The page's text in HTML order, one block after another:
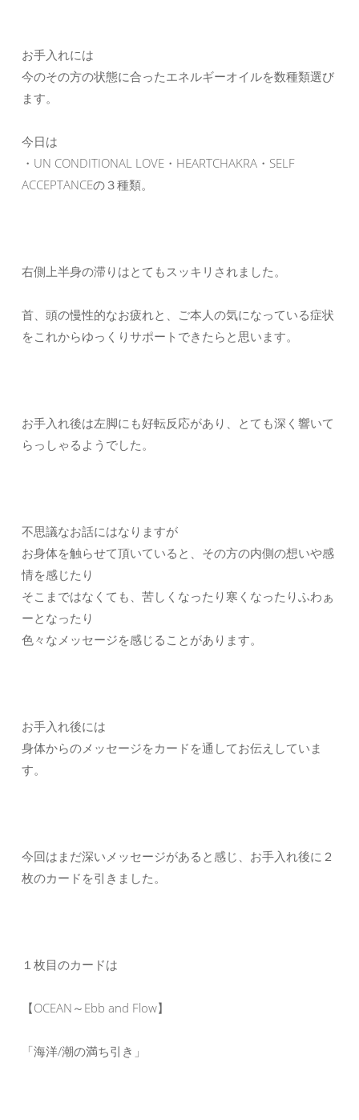
お手入れには
今のその方の状態に合ったエネルギーオイルを数種類選び
ます。
今日は
・UN CONDITIONAL LOVE・HEARTCHAKRA・SELF
ACCEPTANCEの３種類。
右側上半身の滞りはとてもスッキリされました。
首、頭の慢性的なお疲れと、ご本人の気になっている症状
をこれからゆっくりサポートできたらと思います。
お手入れ後は左脚にも好転反応があり、とても深く響いて
らっしゃるようでした。
不思議なお話にはなりますが
お身体を触らせて頂いていると、その方の内側の想いや感
情を感じたり
そこまではなくても、苦しくなったり寒くなったりふわぁ
ーとなったり
色々なメッセージを感じることがあります。
お手入れ後には
身体からのメッセージをカードを通してお伝えしていま
す。
今回はまだ深いメッセージがあると感じ、お手入れ後に２
枚のカードを引きました。
１枚目のカードは
【OCEAN～Ebb and Flow】
「海洋/潮の満ち引き」